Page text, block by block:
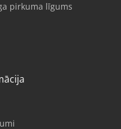
pirkuma līgums